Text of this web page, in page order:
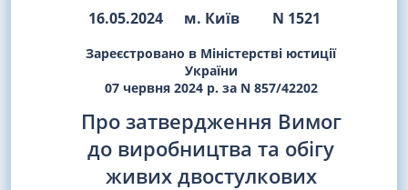
16.05.2024 м. Київ N 1521
Зареєстровано в Міністерстві юстиції
України
07 червня 2024 р. за N 857/42202
Про затвердження Вимог
до виробництва та обігу
живих двостулкових